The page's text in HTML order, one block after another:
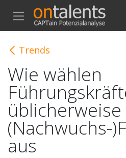
SKIP TO CONTENT
Trends
Wie wählen
(Nachwuchs-
aus